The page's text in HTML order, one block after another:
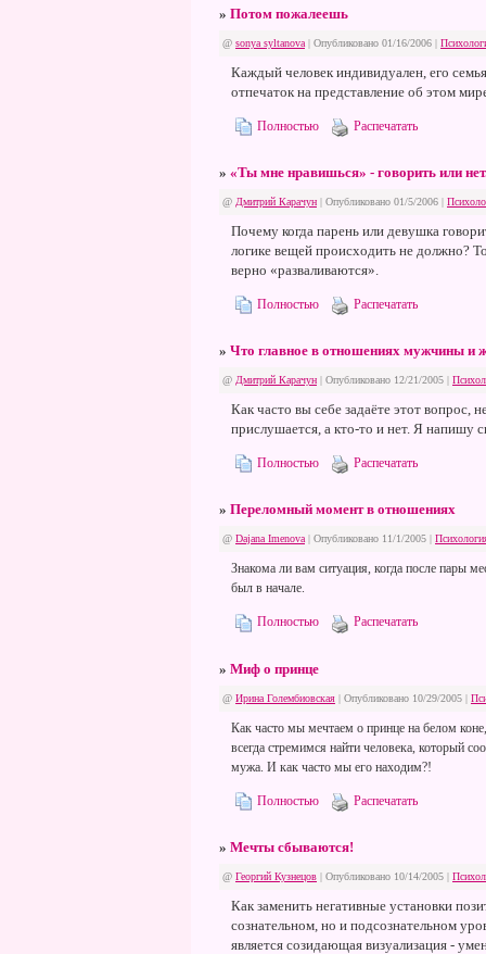
» Потом пожалеешь
@ sonya syltanova | Опубликовано 01/16/2006 |
Каждый человек индивидуален, его
отпечаток на представление об этом
Полностью Распечатать
» «Ты мне нравишься» - говорить или
@ Дмитрий Карачун | Опубликовано 01/5/2006 |
Почему когда парень или девушка
логике вещей происходить не должно?
верно «разваливаются».
Полностью Распечатать
» Что главное в отношениях мужчины и
@ Дмитрий Карачун | Опубликовано 12/21/2005 |
Как часто вы себе задаёте этот
прислушается, а кто-то и нет. Я напишу
Полностью Распечатать
» Переломный момент в отношениях
@ Dajana Imenova| Опубликовано 11/1/2005 |
Знакома ли вам ситуация, когда после пары
был в начале.
Полностью Распечатать
» Миф о принце
@ Ирина Голембиовская | Опубликовано 10/29/2005 |
Как часто мы мечтаем о принце на белом
всегда стремимся найти человека, который
мужа. И как часто мы его находим?!
Полностью Распечатать
» Мечты сбываются!
@ Георгий Кузнецов | Опубликовано 10/14/2005 |
Как заменить негативные установки
сознательном, но и подсознательном
является созидающая визуализация -